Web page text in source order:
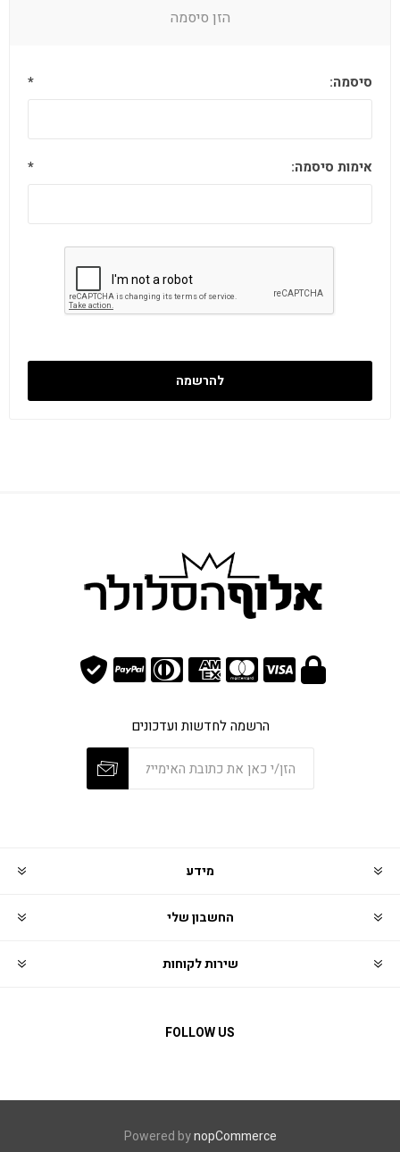
הזן סיסמה
סיסמה: *
אימות סיסמה: *
להרשמה
הרשמה לחדשות ועדכונים
מידע
החשבון שלי
שירות לקוחות
FOLLOW US
Powered bynopCommerce